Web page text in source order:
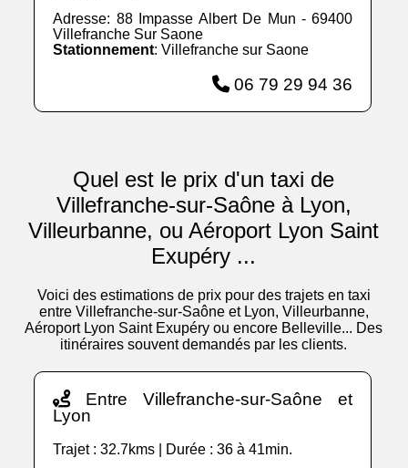
Adresse: 88 Impasse Albert De Mun - 69400
Villefranche Sur Saone
Stationnement: Villefranche sur Saone
06 79 29 94 36
Quel est le prix d'un taxi de
Villefranche-sur-Saône à Lyon,
Villeurbanne, ou Aéroport Lyon Saint
Exupéry ...
Voici des estimations de prix pour des trajets en taxi
entre Villefranche-sur-Saône et Lyon, Villeurbanne,
Aéroport Lyon Saint Exupéry ou encore Belleville... Des
itinéraires souvent demandés par les clients.
Entre Villefranche-sur-Saône et
Lyon
Trajet : 32.7kms | Durée : 36 à 41min.